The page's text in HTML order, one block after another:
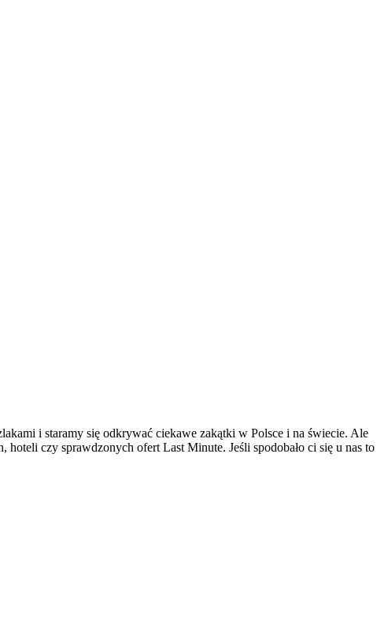
i staramy się odkrywać ciekawe zakątki w Polsce i na świecie. Ale
czy sprawdzonych ofert Last Minute. Jeśli spodobało ci się u nas to